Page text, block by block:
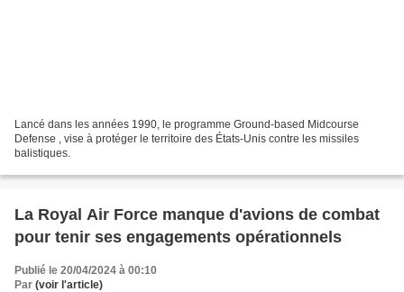
Lancé dans les années 1990, le programme Ground-based Midcourse
Defense , vise à protéger le territoire des États-Unis contre les missiles
balistiques.
La Royal Air Force manque d'avions de combat
pour tenir ses engagements opérationnels
Publié le 20/04/2024 à 00:10
Par (voir l'article)